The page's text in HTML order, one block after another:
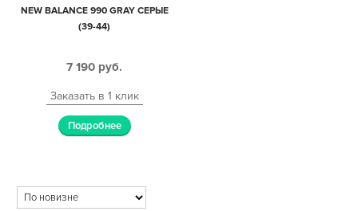
NEW BALANCE 990 GRAY СЕРЫЕ
(39-44)
7 190 руб.
Заказать в 1 клик
Подробнее